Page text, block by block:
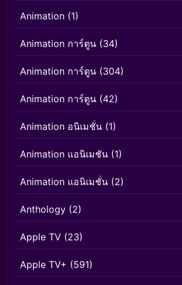
Animation (1)
Animation การ์ตูน (34)
Animation การ์ตูน (304)
Animation การ์ตูน (42)
Animation อนิเมชั่น (1)
Animation แอนิเมชัน (1)
Animation แอนิเมชั่น (2)
Anthology (2)
Apple TV (23)
Apple TV+ (591)